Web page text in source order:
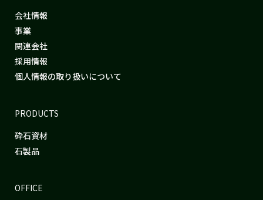
会社情報
事業
関連会社
採用情報
個人情報の取り扱いについて
PRODUCTS
砕石資材
石製品
OFFICE